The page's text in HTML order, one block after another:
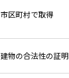
市区町村で取得
建物の合法性の証明